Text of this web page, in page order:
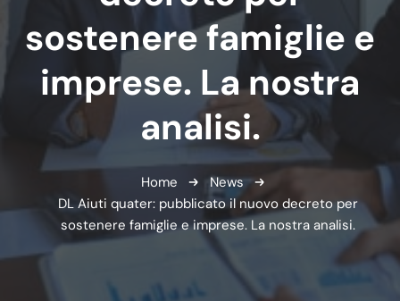
sostenere famiglie e
imprese. La nostra
analisi.
Home
News
DL Aiuti quater: pubblicato il nuovo decreto per
sostenere famiglie e imprese. La nostra analisi.